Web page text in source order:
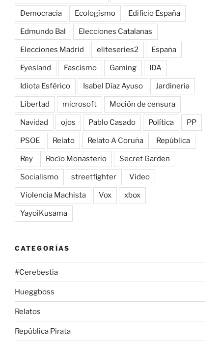
Democracia Ecologísmo Edificio España
Edmundo Bal Elecciones Catalanas
Elecciones Madrid eliteseries2 España
Eyesland Fascismo Gaming IDA
Idiota Esférico Isabel Díaz Ayuso Jardineria
Libertad microsoft Moción de censura
Navidad ojos Pablo Casado Política PP
PSOE Relato Relato A Coruña República
Rey Rocío Monasterio Secret Garden
Socialismo streetfighter Video
Violencia Machista Vox xbox
YayoiKusama
CATEGORÍAS
#Cerebestia
Hueggboss
Relatos
República Pirata